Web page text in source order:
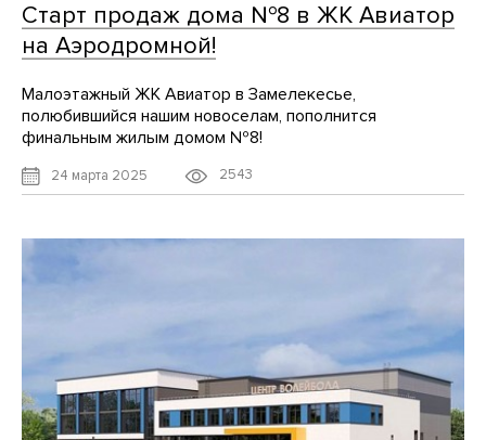
Старт продаж дома №8 в ЖК Авиатор
на Аэродромной!
Малоэтажный ЖК Авиатор в Замелекесье,
полюбившийся нашим новоселам, пополнится
финальным жилым домом №8!
24 марта 2025 2543